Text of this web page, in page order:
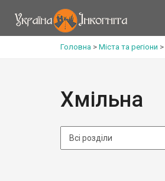
Головна > Міста та регіони >
Хмільна